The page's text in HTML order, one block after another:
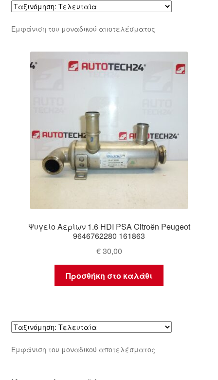
Εμφάνιση του μοναδικού αποτελέσματος
Ψυγείο Αερίων 1.6 HDI PSA Citroën Peugeot
9646762280 161863
€30,00
Προσθήκη στο καλάθι
Εμφάνιση του μοναδικού αποτελέσματος